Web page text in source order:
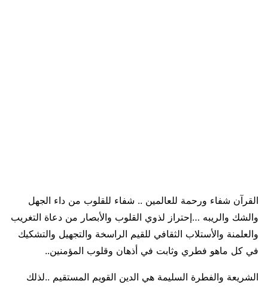
القرآن شفاء ورحمة للعالمين .. شفاء للقلوب من داء الجهل
والشك والريبه …إحتراز لذوي القلوب والأبصار من دعاة التغريب
والعلمنة والأستلاب الثقافي للقيم الراسخة والتجهيل والتشكيك
في كل ماهو فطري وثابت في أذهان وقلوب المؤمنين..
الشريعة والفطرة السليمة هي الدين القويم المستقيم ..لذلك